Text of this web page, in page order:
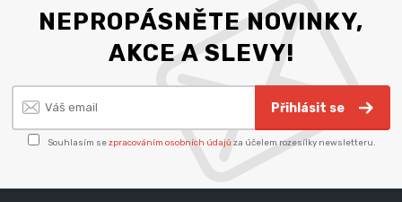
NEPROPÁSNĚTE NOVINKY,
AKCE A SLEVY!
Přihlásit se
Souhlasím sezpracováním osobních údajů za účelem rozesílky newsletteru.